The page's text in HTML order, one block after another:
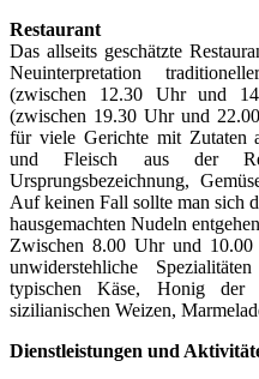
Restaurant
Das allseits geschätzte
Neuinterpretation
(zwischen 12.30 Uhr und
(zwischen 19.30 Uhr und
für viele Gerichte mit Zutaten
und Fleisch aus der
Ursprungsbezeichnung,
Auf keinen Fall sollte man sich
hausgemachten Nudeln
Zwischen 8.00 Uhr und
unwiderstehliche
typischen Käse, Honig
sizilianischen Weizen,
Dienstleistungen und